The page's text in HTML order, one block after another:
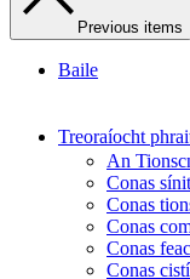
Previous items
Baile
Treoraíocht
An
Conas
Conas
Conas
Conas
Conas